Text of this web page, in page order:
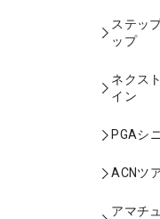
ステッ
ップ
ネクス
イン
PGAシ
ACNツ
アマチ